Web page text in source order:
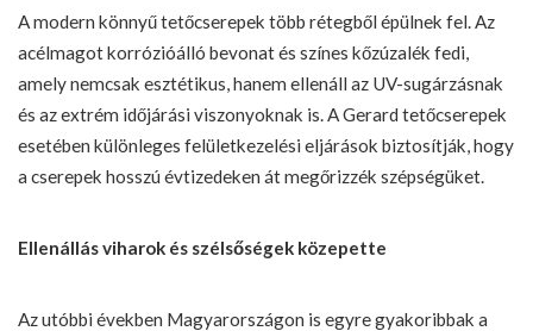
A modern könnyű tetőcserepek több rétegből épülnek fel. Az
acélmagot korrózióálló bevonat és színes kőzúzalék fedi,
amely nemcsak esztétikus, hanem ellenáll az UV-sugárzásnak
és az extrém időjárási viszonyoknak is. A Gerard tetőcserepek
esetében különleges felületkezelési eljárások biztosítják, hogy
a cserepek hosszú évtizedeken át megőrizzék szépségüket.
Ellenállás viharok és szélsőségek közepette
Az utóbbi években Magyarországon is egyre gyakoribbak a